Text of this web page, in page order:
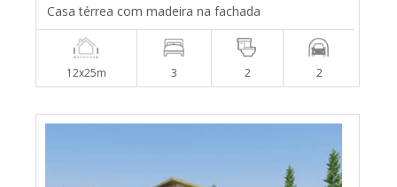
Casa térrea com madeira na fachada
12x25m 3 2 2